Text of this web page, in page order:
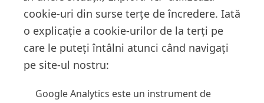
cookie-uri din surse terțe de încredere. Iată
o explicație a cookie-urilor de la terți pe
care le puteți întâlni atunci când navigați
pe site-ul nostru:
Google Analytics este un instrument de